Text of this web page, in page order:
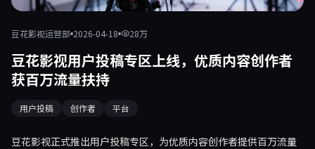
豆花影视运营部 2026-04-18 28万
豆花影视用户投稿专区上线，优质内容创作者
获百万流量扶持
用户投稿 创作者 平台
豆花影视正式推出用户投稿专区，为优质内容创作者提供百万流量